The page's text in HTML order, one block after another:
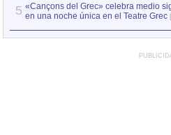
5 «Cançons del Grec» celebra medio
en una noche única en el Teatre Grec